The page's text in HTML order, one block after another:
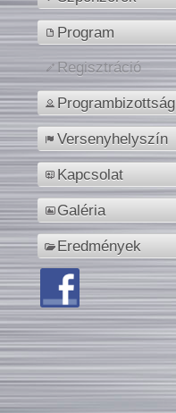
Program
Regisztráció
Programbizottság
Versenyhelyszín
Kapcsolat
Galéria
Eredmények